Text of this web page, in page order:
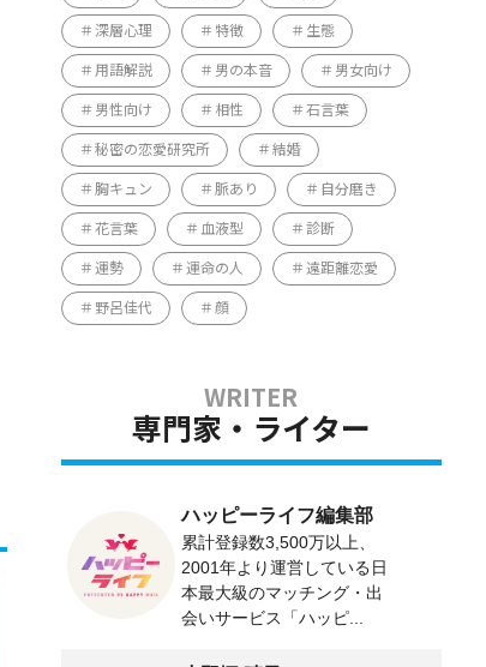
深層心理 特徴 生態
用語解説 男の本音 男女向け
男性向け 相性 石言葉
秘密の恋愛研究所 結婚
胸キュン 脈あり 自分磨き
花言葉 血液型 診断
運勢 運命の人 遠距離恋愛
野呂佳代 顔
専門家・ライター
ハッピーライフ編集部
累計登録数3,500万以上、
2001年より運営している日
本最大級のマッチング・出
会いサービス「ハッピ...